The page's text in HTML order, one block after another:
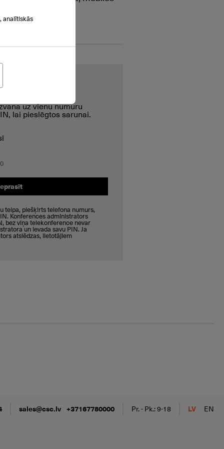
– Meet-Me
uz vienu numuru
lai pieslēgtos sarunai.
telpa, piešķirts telefona numurs,
Konferences administrators
bez viņa telekonference nevar
un ievada savu PIN. Ja
atslēdzas, lietotājiem
sales@csc.lv +37167780000 Pr. - Pk.: 9-18 LV EN
analītiskās